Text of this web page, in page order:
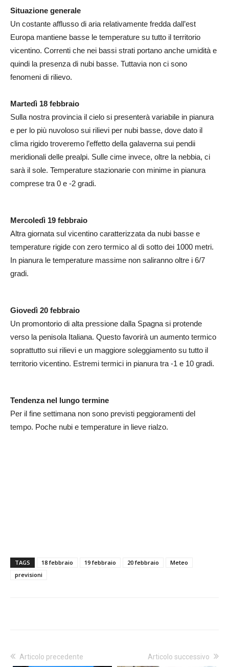
Situazione generale
Un costante afflusso di aria relativamente fredda dall’est
Europa mantiene basse le temperature su tutto il territorio
vicentino. Correnti che nei bassi strati portano anche umidità e
quindi la presenza di nubi basse. Tuttavia non ci sono
fenomeni di rilievo.
Martedì 18 febbraio
Sulla nostra provincia il cielo si presenterà variabile in pianura
e per lo più nuvoloso sui rilievi per nubi basse, dove dato il
clima rigido troveremo l’effetto della galaverna sui pendii
meridionali delle prealpi. Sulle cime invece, oltre la nebbia, ci
sarà il sole. Temperature stazionarie con minime in pianura
comprese tra 0 e -2 gradi.
Mercoledì 19 febbraio
Altra giornata sul vicentino caratterizzata da nubi basse e
temperature rigide con zero termico al di sotto dei 1000 metri.
In pianura le temperature massime non saliranno oltre i 6/7
gradi.
Giovedì 20 febbraio
Un promontorio di alta pressione dalla Spagna si protende
verso la penisola Italiana. Questo favorirà un aumento termico
soprattutto sui rilievi e un maggiore soleggiamento su tutto il
territorio vicentino. Estremi termici in pianura tra -1 e 10 gradi.
Tendenza nel lungo termine
Per il fine settimana non sono previsti peggioramenti del
tempo. Poche nubi e temperature in lieve rialzo.
TAGS 18 febbraio 19 febbraio 20 febbraio
Meteo
previsioni
Articolo precedente Articolo successivo